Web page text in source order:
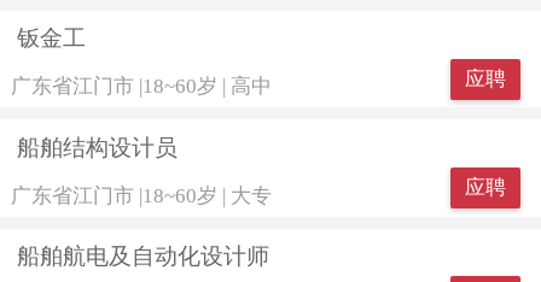
钣金工
广东省江门市 18~60岁 高中 应聘
船舶结构设计员
广东省江门市 |18~60岁 | 大专 应聘
船舶航电及自动化设计师